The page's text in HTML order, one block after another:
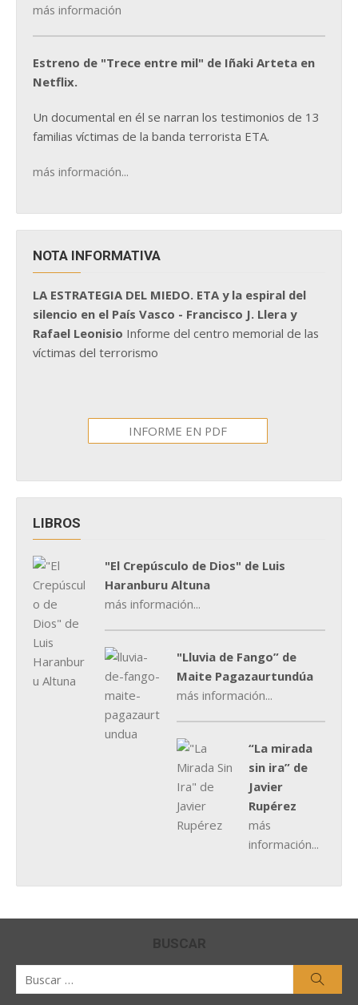
más información
Estreno de "Trece entre mil" de Iñaki Arteta en
Netflix.
Un documental en él se narran los testimonios de 13
familias víctimas de la banda terrorista ETA.
más información...
NOTA INFORMATIVA
LA ESTRATEGIA DEL MIEDO. ETA y la espiral del
silencio en el País Vasco - Francisco J. Llera y
Rafael Leonisio Informe del centro memorial de las
víctimas del terrorismo
INFORME EN PDF
LIBROS
"El Crepúsculo de Dios" de Luis
Haranburu Altuna
más información...
"Lluvia de Fango” de
Maite Pagazaurtundúa
más información...
“La mirada
sin ira” de
Javier
Rupérez
más
información...
BUSCAR